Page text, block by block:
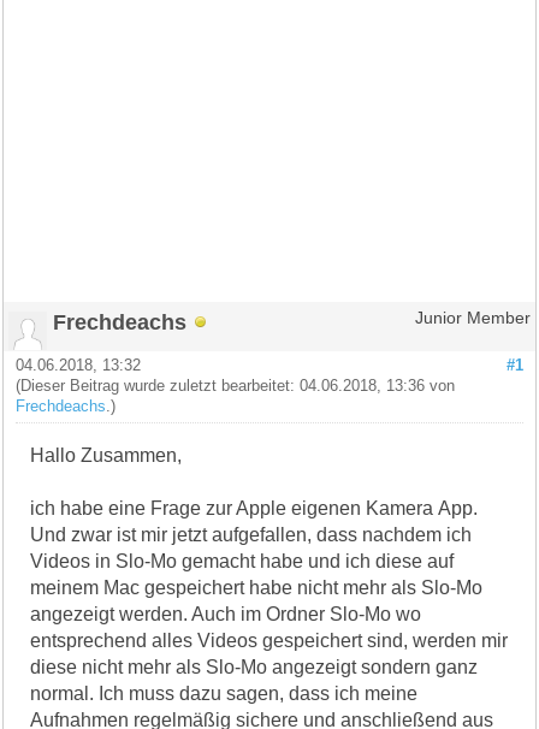
Frechdeachs Junior Member
#1
04.06.2018, 13:32
(Dieser Beitrag wurde zuletzt bearbeitet: 04.06.2018, 13:36 von
Frechdeachs .)
Hallo Zusammen,
ich habe eine Frage zur Apple eigenen Kamera App.
Und zwar ist mir jetzt aufgefallen, dass nachdem ich
Videos in Slo-Mo gemacht habe und ich diese auf
meinem Mac gespeichert habe nicht mehr als Slo-Mo
angezeigt werden. Auch im Ordner Slo-Mo wo
entsprechend alles Videos gespeichert sind, werden mir
diese nicht mehr als Slo-Mo angezeigt sondern ganz
normal. Ich muss dazu sagen, dass ich meine
Aufnahmen regelmäßig sichere und anschließend aus